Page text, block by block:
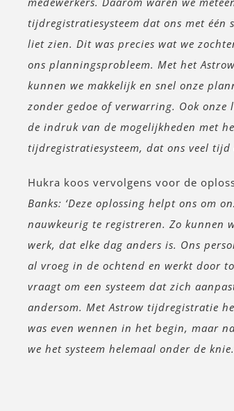
tijdregistratiesysteem dat ons met één
liet zien. Dit was precies wat we
ons planningsprobleem. Met het
kunnen we makkelijk en snel onze
zonder gedoe of verwarring. Ook onze
de indruk van de mogelijkheden met
tijdregistratiesysteem, dat ons veel tijd
Hukra koos vervolgens voor de
Banks: ‘Deze oplossing helpt ons om
nauwkeurig te registreren. Zo kunnen
werk, dat elke dag anders is. Ons
al vroeg in de ochtend en werkt door
vraagt om een systeem dat zich
andersom. Met Astrow tijdregistratie
was even wennen in het begin, maar
we het systeem helemaal onder de